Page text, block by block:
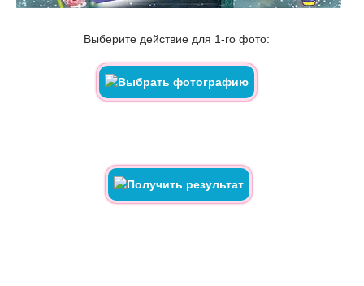
Выберите действие для 1-го фото: